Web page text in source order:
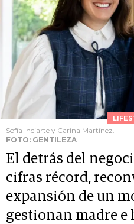
Sofía Inciarte y Carina Martínez.
FOTO: GENTILEZA
El detrás del
cifras récord,
expansión de un
gestionan madre e